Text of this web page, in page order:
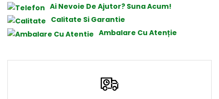
Ai Nevoie De Ajutor? Suna Acum!
Calitate Si Garantie
Ambalare Cu Atenție